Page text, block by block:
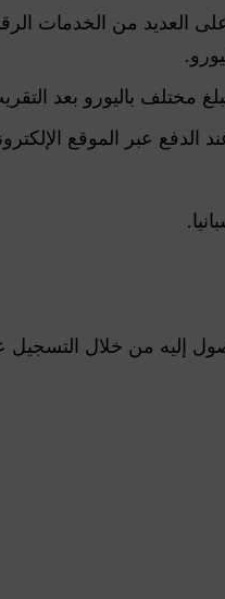
العديد من الخدمات
مختلف باليورو بعد
الدفع عبر الموقع